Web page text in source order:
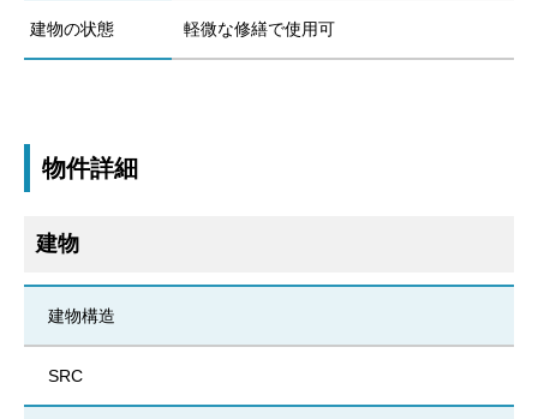
建物の状態 軽微な修繕で使用可
物件詳細
建物
建物構造
SRC